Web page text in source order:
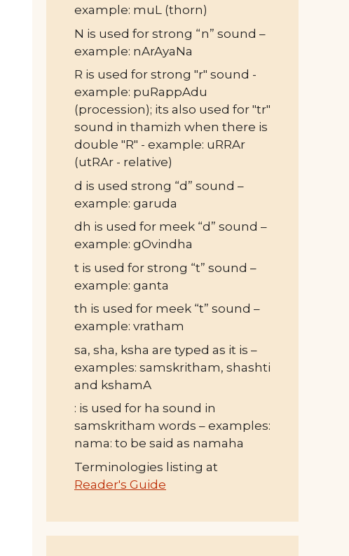
example: muL (thorn)
N is used for strong “n” sound –
example: nArAyaNa
R is used for strong "r" sound -
example: puRappAdu
(procession); its also used for "tr"
sound in thamizh when there is
double "R" - example: uRRAr
(utRAr - relative)
d is used strong “d” sound –
example: garuda
dh is used for meek “d” sound –
example: gOvindha
t is used for strong “t” sound –
example: ganta
th is used for meek “t” sound –
example: vratham
sa, sha, ksha are typed as it is –
examples: samskritham, shashti
and kshamA
: is used for ha sound in
samskritham words – examples:
nama: to be said as namaha
Terminologies listing at
Reader's Guide